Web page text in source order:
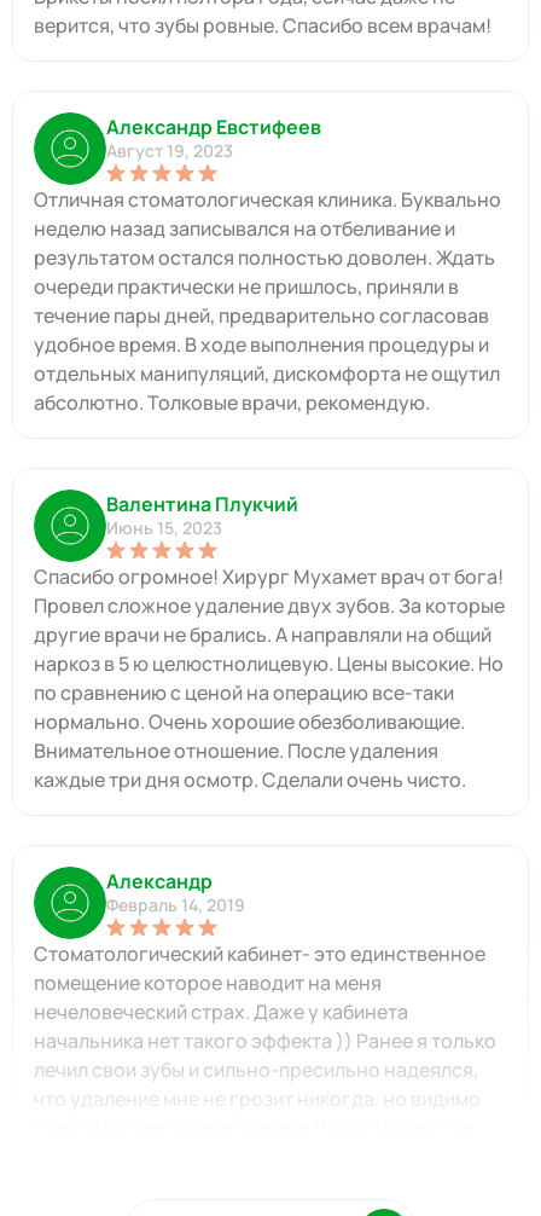
верится, что зубы ровные. Спасибо всем врачам!
Александр Евстифеев
Август 19, 2023
Отличная стоматологическая клиника. Буквально
неделю назад записывался на отбеливание и
результатом остался полностью доволен. Ждать
очереди практически не пришлось, приняли в
течение пары дней, предварительно согласовав
удобное время. В ходе выполнения процедуры и
отдельных манипуляций, дискомфорта не ощутил
абсолютно. Толковые врачи, рекомендую.
Валентина Плукчий
Июнь 15, 2023
Спасибо огромное! Хирург Мухамет врач от бога!
Провел сложное удаление двух зубов. За которые
другие врачи не брались. А направляли на общий
наркоз в 5 ю целюстнолицевую. Цены высокие. Но
по сравнению с ценой на операцию все-таки
нормально. Очень хорошие обезболивающие.
Внимательное отношение. После удаления
каждые три дня осмотр. Сделали очень чисто.
Александр
Февраль 14, 2019
Стоматологический кабинет- это единственное
помещение которое наводит на меня
нечеловеческий страх. Даже у кабинета
начальника нет такого эффекта )) Ранее я только
лечил свои зубы и сильно-пресильно надеялся,
что удаление мне не грозит никогда, но видимо